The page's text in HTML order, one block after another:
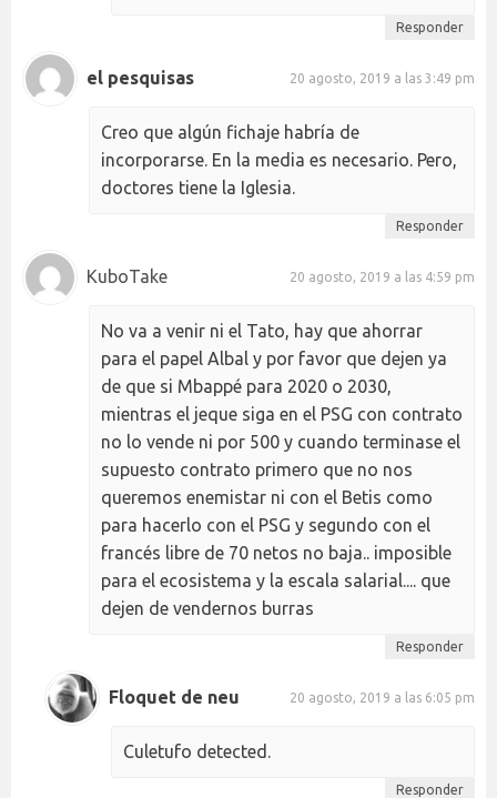
Responder
el pesquisas 20 agosto, 2019 a las 3:49 pm
Creo que algún fichaje habría de
incorporarse. En la media es necesario. Pero,
doctores tiene la Iglesia.
Responder
KuboTake 20 agosto, 2019 a las 4:59 pm
No va a venir ni el Tato, hay que ahorrar
para el papel Albal y por favor que dejen ya
de que si Mbappé para 2020 o 2030,
mientras el jeque siga en el PSG con contrato
no lo vende ni por 500 y cuando terminase el
supuesto contrato primero que no nos
queremos enemistar ni con el Betis como
para hacerlo con el PSG y segundo con el
francés libre de 70 netos no baja.. imposible
para el ecosistema y la escala salarial.... que
dejen de vendernos burras
Responder
Floquet de neu 20 agosto, 2019 a las 6:05 pm
Culetufo detected.
Responder